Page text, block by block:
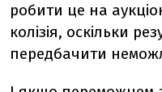
робити це на
колізія, оскільки
передбачити